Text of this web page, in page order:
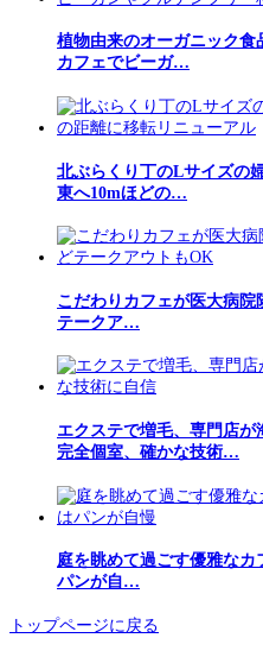
植物由来のオーガニック食
カフェでビーガ…
北ぶらくり丁のLサイズの
東へ10mほどの…
こだわりカフェが医大病
テークア…
エクステで増毛、専門店が
完全個室、確かな技術…
庭を眺めて過ごす優雅な
パンが自…
トップページに戻る